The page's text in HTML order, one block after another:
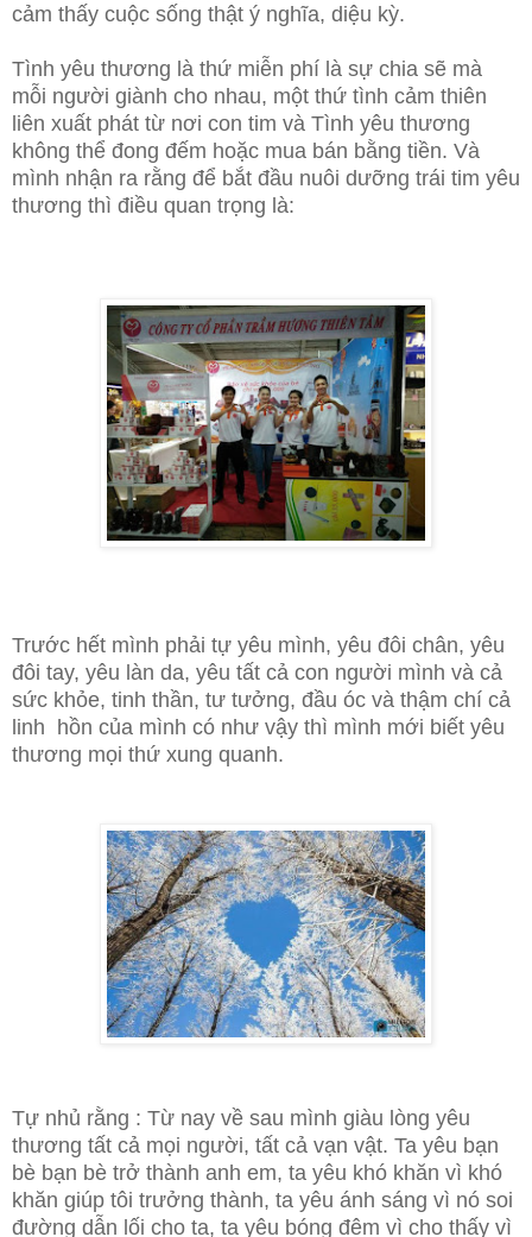
cảm thấy cuộc sống thật ý nghĩa, diệu kỳ.
Tình yêu thương là thứ miễn phí là sự chia sẽ mà
mỗi người giành cho nhau, một thứ tình cảm thiên
liên xuất phát từ nơi con tim và Tình yêu thương
không thể đong đếm hoặc mua bán bằng tiền. Và
mình nhận ra rằng để bắt đầu nuôi dưỡng trái tim yêu
thương thì điều quan trọng là:
Trước hết mình phải tự yêu mình, yêu đôi chân, yêu
đôi tay, yêu làn da, yêu tất cả con người mình và cả
sức khỏe, tinh thần, tư tưởng, đầu óc và thậm chí cả
linh hồn của mình có như vậy thì mình mới biết yêu
thương mọi thứ xung quanh.
Tự nhủ rằng : Từ nay về sau mình giàu lòng yêu
thương tất cả mọi người, tất cả vạn vật. Ta yêu bạn
bè bạn bè trở thành anh em, ta yêu khó khăn vì khó
khăn giúp tôi trưởng thành, ta yêu ánh sáng vì nó soi
đường dẫn lối cho ta, ta yêu bóng đêm vì cho thấy vì